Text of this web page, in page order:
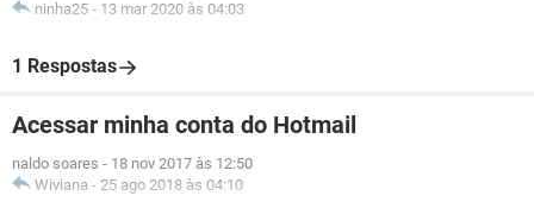
ninha25 - 13 mar 2020 às 04:03
1 Respostas
Acessar minha conta do Hotmail
naldo soares - 18 nov 2017 às 12:50
Wiviana - 25 ago 2018 às 04:10